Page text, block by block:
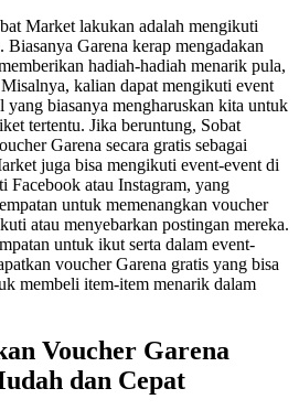
Market lakukan adalah mengikuti
Biasanya Garena kerap mengadakan
hadiah-hadiah menarik pula,
kalian dapat mengikuti event
biasanya mengharuskan kita untuk
tertentu. Jika beruntung, Sobat
Garena secara gratis sebagai
juga bisa mengikuti event-event di
Facebook atau Instagram, yang
untuk memenangkan voucher
atau menyebarkan postingan mereka.
untuk ikut serta dalam event-
voucher Garena gratis yang bisa
membeli item-item menarik dalam
Voucher Garena
dan Cepat